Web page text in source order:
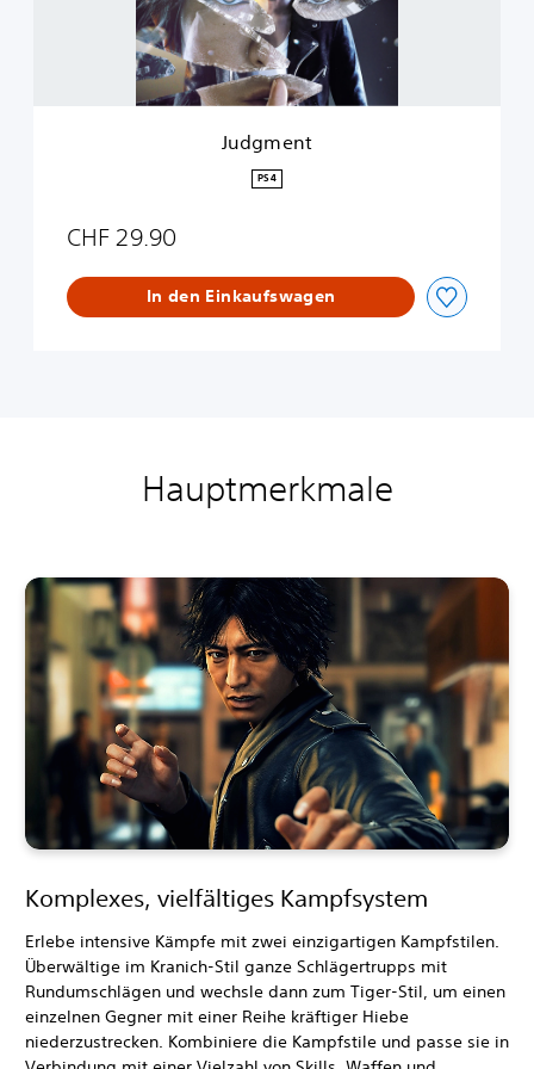
Judgment
PS4
CHF 29.90
In den Einkaufswagen
Hauptmerkmale
Komplexes, vielfältiges Kampfsystem
Erlebe intensive Kämpfe mit zwei einzigartigen Kampfstilen.
Überwältige im Kranich-Stil ganze Schlägertrupps mit
Rundumschlägen und wechsle dann zum Tiger-Stil, um einen
einzelnen Gegner mit einer Reihe kräftiger Hiebe
niederzustrecken. Kombiniere die Kampfstile und passe sie in